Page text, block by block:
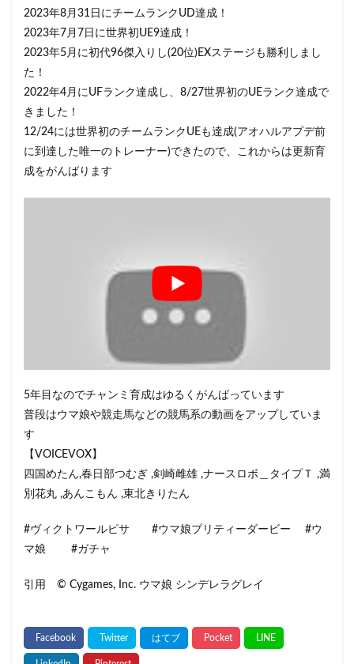
2023年8月31日にチームランクUD達成！
2023年7月7日に世界初UE9達成！
2023年5月に初代96傑入りし(20位)EXステージも勝利しまし
た！
2022年4月にUFランク達成し、8/27世界初のUEランク達成で
きました！
12/24には世界初のチームランクUEも達成(アオハルアプデ前
に到達した唯一のトレーナー)できたので、これからは更新育
成をがんばります
5年目なのでチャンミ育成はゆるくがんばっています
普段はウマ娘や競走馬などの競馬系の動画をアップしていま
す
【VOICEVOX】
四国めたん,春日部つむぎ ,剣崎雌雄 ,ナースロボ＿タイプＴ ,満
別花丸 ,あんこもん ,東北きりたん
#ヴィクトワールピサ #ウマ娘プリティーダービー #ウ
マ娘 #ガチャ
引用 © Cygames, Inc. ウマ娘 シンデレラグレイ